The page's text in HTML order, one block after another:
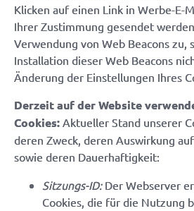
Klicken auf einen Link in Werbe-E-
Ihrer Zustimmung gesendet
Verwendung von Web Beacons zu,
Installation dieser Web Beacons
Änderung der Einstellungen Ihres
Derzeit auf der Website
Cookies: Aktueller Stand unserer
deren Zweck, deren Auswirkung
sowie deren Dauerhaftigkeit:
Sitzungs-ID:Der Webserver
Cookies, die für die Nutzung